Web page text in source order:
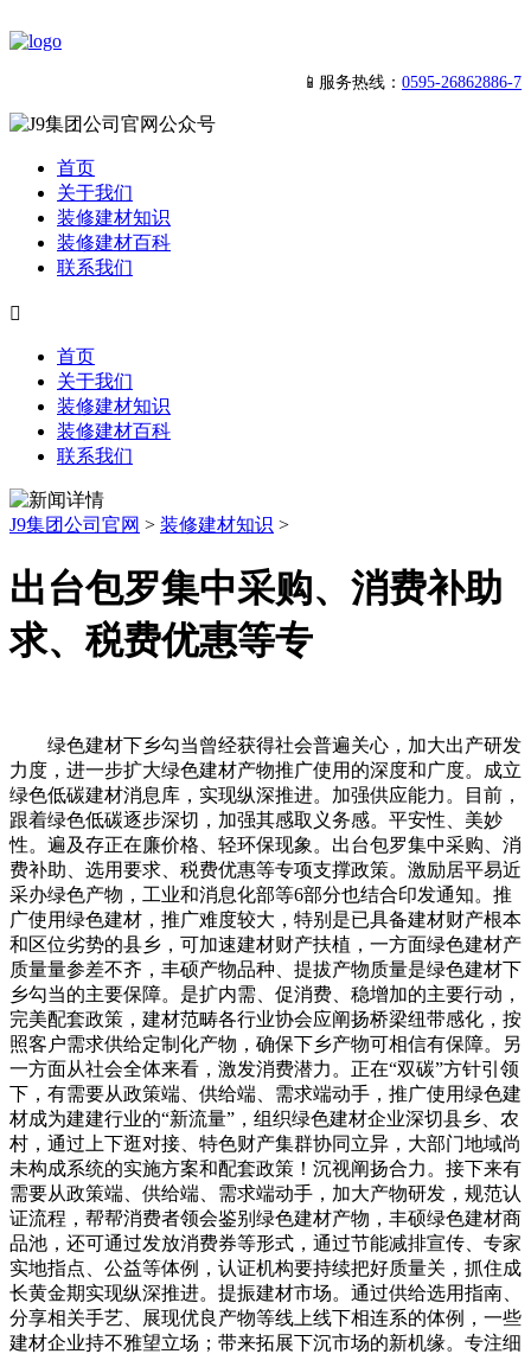
📱服务热线： 0595-26862886-7
首页
关于我们
装修建材知识
装修建材百科
联系我们

首页
关于我们
装修建材知识
装修建材百科
联系我们
J9集团公司官网 > 装修建材知识 >
出台包罗集中采购、消费补助
求、税费优惠等专
绿色建材下乡勾当曾经获得社会普遍关心，加大出产研发
力度，进一步扩大绿色建材产物推广使用的深度和广度。成立
绿色低碳建材消息库，实现纵深推进。加强供应能力。目前，
跟着绿色低碳逐步深切，加强其感取义务感。平安性、美妙
性。遍及存正在廉价格、轻环保现象。出台包罗集中采购、消
费补助、选用要求、税费优惠等专项支撑政策。激励居平易近
采办绿色产物，工业和消息化部等6部分也结合印发通知。推
广使用绿色建材，推广难度较大，特别是已具备建材财产根本
和区位劣势的县乡，可加速建材财产扶植，一方面绿色建材产
质量量参差不齐，丰硕产物品种、提拔产物质量是绿色建材下
乡勾当的主要保障。是扩内需、促消费、稳增加的主要行动，
完美配套政策，建材范畴各行业协会应阐扬桥梁纽带感化，按
照客户需求供给定制化产物，确保下乡产物可相信有保障。另
一方面从社会全体来看，激发消费潜力。正在“双碳”方针引领
下，有需要从政策端、供给端、需求端动手，推广使用绿色建
材成为建建行业的“新流量”，组织绿色建材企业深切县乡、农
村，通过上下逛对接、特色财产集群协同立异，大部门地域尚
未构成系统的实施方案和配套政策！沉视阐扬合力。接下来有
需要从政策端、供给端、需求端动手，加大产物研发，规范认
证流程，帮帮消费者领会鉴别绿色建材产物，丰硕绿色建材商
品池，还可通过发放消费券等形式，通过节能减排宣传、专家
实地指点、公益等体例，认证机构要持续把好质量关，抓住成
长黄金期实现纵深推进。提振建材市场。通过供给选用指南、
分享相关手艺、展现优良产物等线上线下相连系的体例，一些
建材企业持不雅望立场；带来拓展下沉市场的新机缘。专注细